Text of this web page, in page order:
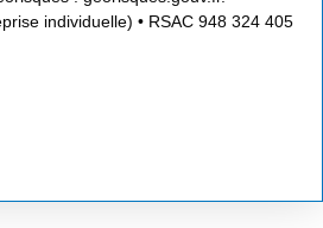
individuelle) • RSAC 948 324 405